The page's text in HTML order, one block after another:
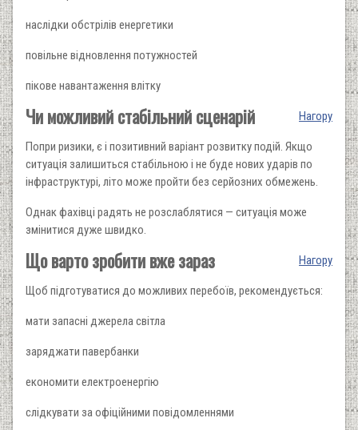
наслідки обстрілів енергетики
повільне відновлення потужностей
пікове навантаження влітку
Нагору
Чи можливий стабільний сценарій
Попри ризики, є і позитивний варіант розвитку подій. Якщо
ситуація залишиться стабільною і не буде нових ударів по
інфраструктурі, літо може пройти без серйозних обмежень.
Однак фахівці радять не розслаблятися — ситуація може
змінитися дуже швидко.
Нагору
Що варто зробити вже зараз
Щоб підготуватися до можливих перебоїв, рекомендується:
мати запасні джерела світла
заряджати павербанки
економити електроенергію
слідкувати за офіційними повідомленнями